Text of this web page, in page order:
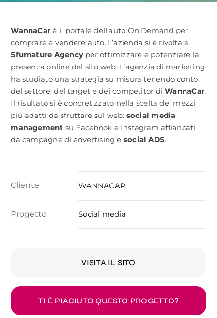
Cliente WANNACAR
Progetto Social media
VISITA IL SITO
TI È PIACIUTO QUESTO PROGETTO?
WannaCar è il portale dell’auto On Demand per
comprare e vendere auto. L’azienda si è rivolta a
Sfumature Agencyper ottimizzare e potenziare la
presenza online del sito web. L’agenzia di marketing
ha studiato una strategia su misura tenendo conto
del settore, del target e dei competitor diWannaCar.
Il risultato si è concretizzato nella scelta dei mezzi
più adatti da sfruttare sul web: social media
management su Facebook e Instagram affiancati
da campagne di advertising e social ADS.